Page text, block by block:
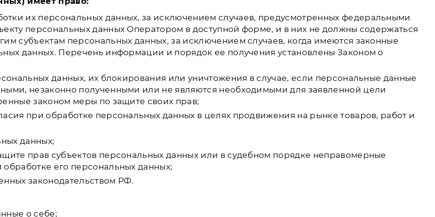
их персональных данных, за исключением случаев, предусмотренных федеральными
персональных данных Оператором в доступной форме, и в них не должны содержаться
субъектам персональных данных, за исключением случаев, когда имеются законные
данных. Перечень информации и порядок ее получения установлены Законом о
данных, их блокирования или уничтожения в случае, если персональные данные
незаконно полученными или не являются необходимыми для заявленной цели
законом меры по защите своих прав;
при обработке персональных данных в целях продвижения на рынке товаров, работ и
данных;
прав субъектов персональных данных или в судебном порядке неправомерные
его персональных данных;
законодательством РФ.
о себе;